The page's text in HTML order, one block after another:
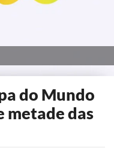
do Mundo
metade das